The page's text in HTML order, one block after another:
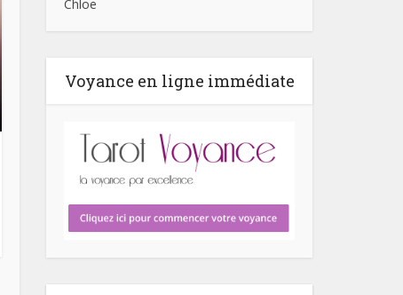
Chloe
Voyance en ligne immédiate